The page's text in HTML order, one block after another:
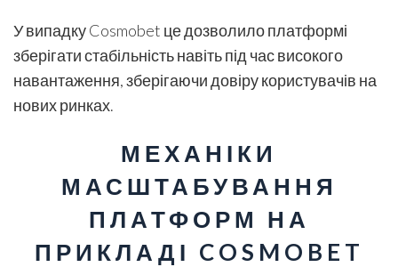
У випадку Cosmobet це дозволило платформі
зберігати стабільність навіть під час високого
навантаження, зберігаючи довіру користувачів на
нових ринках.
МЕХАНІКИ
МАСШТАБУВАННЯ
ПЛАТФОРМ НА
ПРИКЛАДІ COSMOBET